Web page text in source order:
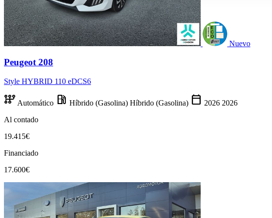
Nuevo
Peugeot 208
Style HYBRID 110 eDCS6
auto_transmission Automático local_gas_station Híbrido (Gasolina) Híbrido (Gasolina) calendar_today 2026 2026
Al contado
19.415€
Financiado
17.600€